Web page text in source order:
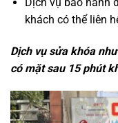
khách có thể liên
Dịch vụ sửa khóa
có mặt sau 15 phút